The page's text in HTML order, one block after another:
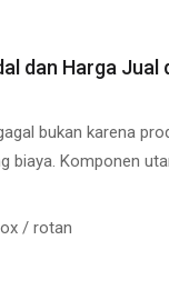
dan Harga Jual
bukan karena
biaya. Komponen
/ rotan